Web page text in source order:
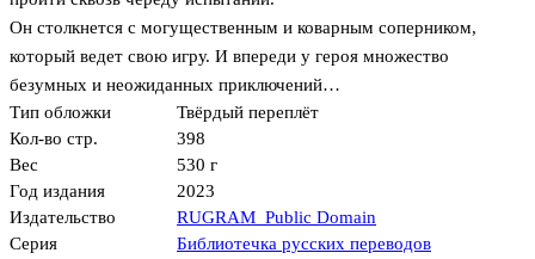
Он столкнется с могущественным и коварным соперником,
который ведет свою игру. И впереди у героя множество
безумных и неожиданных приключений…
Тип обложки
Твёрдый переплёт
Кол-во стр.
398
Вес
530 г
Год издания
2023
Издательство
RUGRAM_Public Domain
Серия
Библиотечка русских переводов